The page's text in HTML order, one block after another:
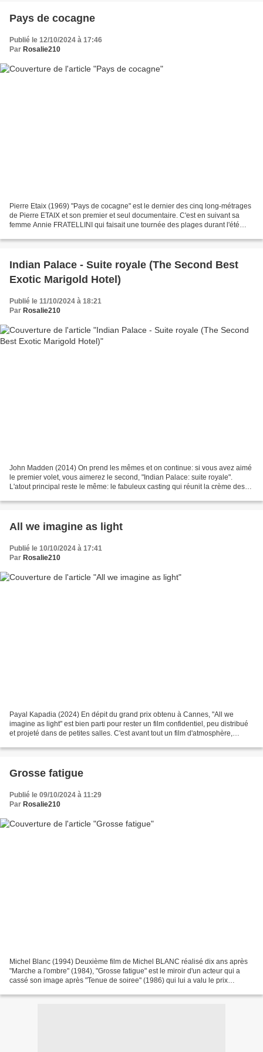
Pays de cocagne
Publié le 12/10/2024 à 17:46
Par Rosalie210
Pierre Etaix (1969) "Pays de cocagne" est le dernier des cinq long-métrages
de Pierre ETAIX et son premier et seul documentaire. C'est en suivant sa
femme Annie FRATELLINI qui faisait une tournée des plages durant l'été
Indian Palace - Suite royale (The Second Best
Exotic Marigold Hotel)
Publié le 11/10/2024 à 18:21
Par Rosalie210
John Madden (2014) On prend les mêmes et on continue: si vous avez aimé
le premier volet, vous aimerez le second, "Indian Palace: suite royale".
L'atout principal reste le même: le fabuleux casting qui réunit la crème des
All we imagine as light
Publié le 10/10/2024 à 17:41
Par Rosalie210
Payal Kapadia (2024) En dépit du grand prix obtenu à Cannes, "All we
imagine as light" est bien parti pour rester un film confidentiel, peu distribué
et projeté dans de petites salles. C'est avant tout un film d'atmosphère,
Grosse fatigue
Publié le 09/10/2024 à 11:29
Par Rosalie210
Michel Blanc (1994) Deuxième film de Michel BLANC réalisé dix ans après
"Marche a l'ombre" (1984), "Grosse fatigue" est le miroir d'un acteur qui a
cassé son image après "Tenue de soiree" (1986) qui lui a valu le prix